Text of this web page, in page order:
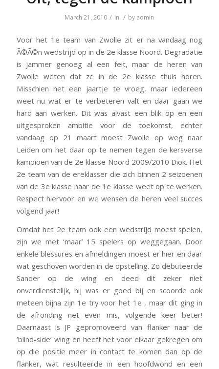
March 21, 2010 / in / by admin
Voor het 1e team van Zwolle zit er na vandaag nog
Ã©Ã©n wedstrijd op in de 2e klasse Noord. Degradatie
is jammer genoeg al een feit, maar de heren van
Zwolle weten dat ze in de 2e klasse thuis horen.
Misschien net een jaartje te vroeg, maar iedereen
weet nu wat er te verbeteren valt en daar gaan we
hard aan werken. Dit was alvast een blik op en een
uitgesproken ambitie voor de toekomst, echter
vandaag op 21 maart moest Zwolle op weg naar
Leiden om het daar op te nemen tegen de kersverse
kampioen van de 2e klasse Noord 2009/2010 Diok. Het
2e team van de ereklasser die zich binnen 2 seizoenen
van de 3e klasse naar de 1e klasse weet op te werken.
Respect hiervoor en we wensen de heren veel succes
volgend jaar!
Omdat het 2e team ook een wedstrijd moest spelen,
zijn we met ‘maar’ 15 spelers op weggegaan. Door
enkele blessures en afmeldingen moest er hier en daar
wat geschoven worden in de opstelling. Zo debuteerde
Sander op de wing en deed dit zeker niet
onverdienstelijk, hij was er goed bij en scoorde ook
meteen bijna zijn 1e try voor het 1e , maar dit ging in
de afronding net even mis, volgende keer beter!
Daarnaast is JP gepromoveerd van flanker naar de
‘blind-side’ wing en heeft het voor elkaar gekregen om
op die positie meer in contact te komen dan op de
flanker, wat resulteerde in een hoofdwond en een